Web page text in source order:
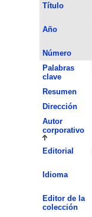
Título
Año
Número
Palabras
clave
Resumen
Dirección
Autor
corporativo
Editorial
Idioma
Editor de la
colección